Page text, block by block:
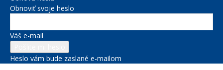
Obnoviť svoje heslo
Váš e-mail
Heslo vám bude zaslané e-mailom